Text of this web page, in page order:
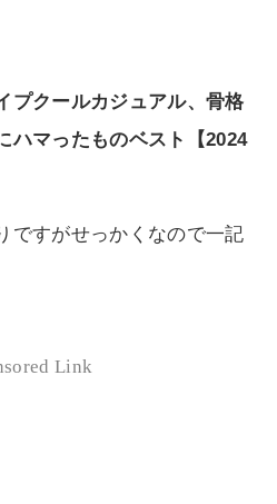
プクールカジュアル、骨格
ハマったものベスト【2024
ですがせっかくなので一記
Link